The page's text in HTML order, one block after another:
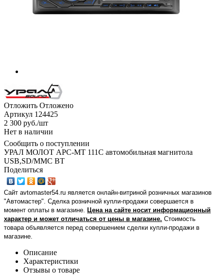
Отложить Отложено
Артикул 124425
2 300 руб./шт
Нет в наличии
Сообщить о поступлении
УРАЛ МОЛОТ АРС-МТ 111С автомобильная магнитола
USB,SD/MMC BT
Поделиться
Сайт avtomaster54.ru является онлайн-витриной розничных магазинов
"Автомастер". Сделка розничной купли-продажи совершается в
момент оплаты в магазине.
Цена на сайте носит информационный
характер и может отличаться от цены в магазине. Стоимость
товара объявляется перед совершением сделки купли-продажи в
магазине
Описание
Характеристики
Отзывы о товаре